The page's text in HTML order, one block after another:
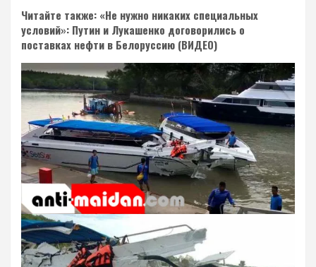
Читайте также: «Не нужно никаких специальных
условий»: Путин и Лукашенко договорились о
поставках нефти в Белоруссию (ВИДЕО)